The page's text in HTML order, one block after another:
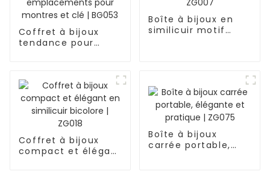
Coffret à bijoux
tendance pour
emplacements
pour montres et clé
| BG053
Boîte à bijoux en
similicuir motif
Coffret à bijoux
compact et élégant
Boîte à bijoux
carrée portable,